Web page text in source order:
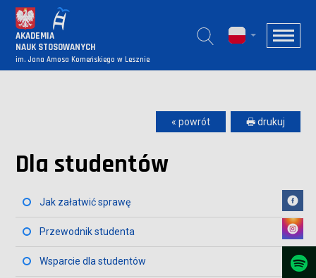
AKADEMIA
NAUK STOSOWANYCH
im. Jana Amosa Komeńskiego w Lesznie
« powrót 🖶 drukuj
Dla studentów
Jak załatwić sprawę
Przewodnik studenta
Wsparcie dla studentów